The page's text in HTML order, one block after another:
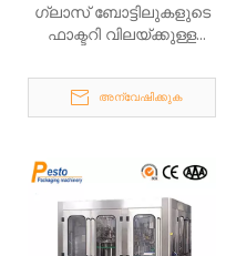
ഗ്ലാസ് ബോട്ടിലുകളുടെ
ഫാക്ടറി വിലയ്ക്കുള്ള
ഫില്ലിംഗ് ലൈൻ
അന്വേഷിക്കുക